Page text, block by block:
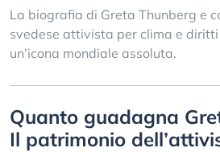
La biografia di Greta Thunberg e
svedese attivista per clima e
un’icona mondiale assoluta.
Quanto guadagna
Il patrimonio